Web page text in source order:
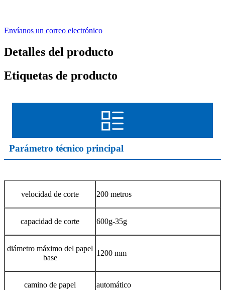
Envíanos un correo electrónico
Detalles del producto
Etiquetas de producto
Parámetro técnico principal
velocidad de corte 200 metros
capacidad de corte 600g-35g
diámetro máximo del papel
base
1200 mm
camino de papel automático